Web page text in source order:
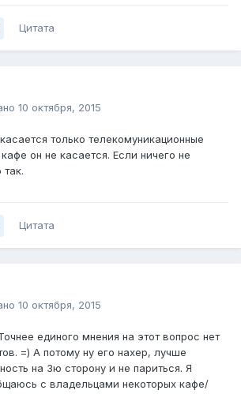
Цитата
10 октября, 2015
только телекомуникационные
он не касается. Если ничего не
Цитата
10 октября, 2015
единого мнения на этот вопрос нет
=) А потому ну его нахер, лучше
на 3ю сторону и не париться. Я
с владельцами некоторых кафе/